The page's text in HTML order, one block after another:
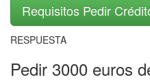
Requisitos Pedir
RESPUESTA
Pedir 3000 euros